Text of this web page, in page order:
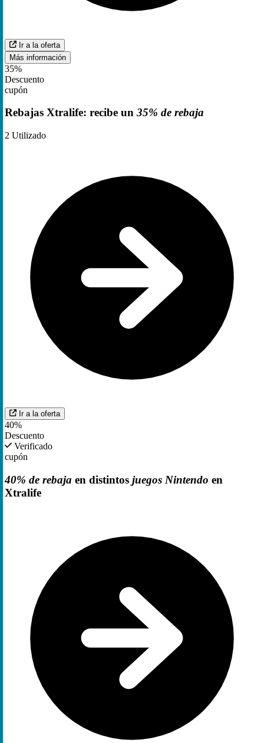
Ir a la oferta
Más información
35%
Descuento
cupón
Rebajas Xtralife: recibe un 35% de rebaja
2 Utilizado
Ir a la oferta
40%
Descuento
Verificado
cupón
40% de rebaja en distintos juegos Nintendo en
Xtralife